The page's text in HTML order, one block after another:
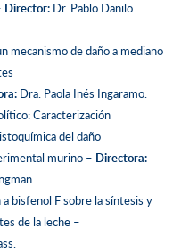
Director: Dr. Pablo Danilo
mecanismo de daño a mediano
Dra. Paola Inés Ingaramo.
Caracterización
del daño
murino – Directora:
bisfenol F sobre la síntesis y
de la leche –